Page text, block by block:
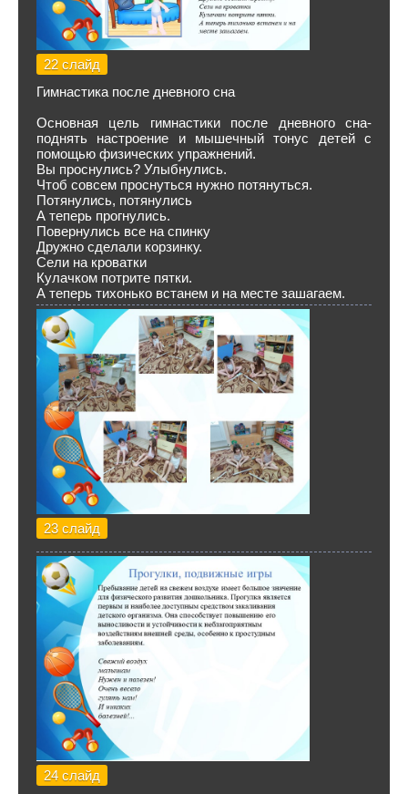
22 слайд
Гимнастика после дневного сна
Основная цель гимнастики после дневного сна-
поднять настроение и мышечный тонус детей с
помощью физических упражнений.
Вы проснулись? Улыбнулись.
Чтоб совсем проснуться нужно потянуться.
Потянулись, потянулись
А теперь прогнулись.
Повернулись все на спинку
Дружно сделали корзинку.
Сели на кроватки
Кулачком потрите пятки.
А теперь тихонько встанем и на месте зашагаем.
23 слайд
24 слайд